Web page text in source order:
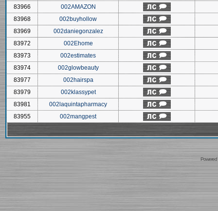
83966
002AMAZON
83968
002buyhollow
83969
002daniegonzalez
83972
002Ehome
83973
002estimates
83974
002glowbeauty
83977
002hairspa
83979
002klassypet
83981
002laquintapharmacy
83955
002mangpest